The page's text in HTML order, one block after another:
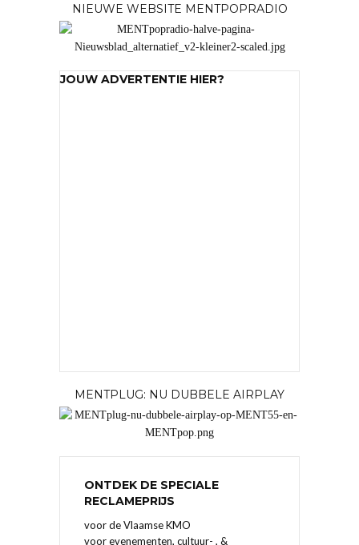
NIEUWE WEBSITE MENTPOPRADIO
JOUW ADVERTENTIE HIER?
MENTPLUG: NU DUBBELE AIRPLAY
ONTDEK DE SPECIALE
RECLAMEPRIJS
voor de Vlaamse KMO
voor evenementen, cultuur- , &